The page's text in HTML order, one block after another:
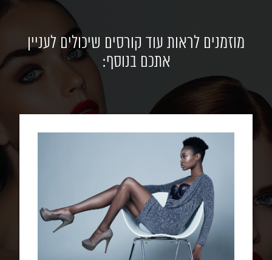
מוזמנים לראות עוד קורסים שיכולים לעניין
אתכם בנוסף: